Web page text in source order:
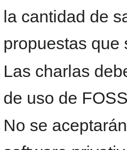
la cantidad de
propuestas que
Las charlas
de uso de
No se